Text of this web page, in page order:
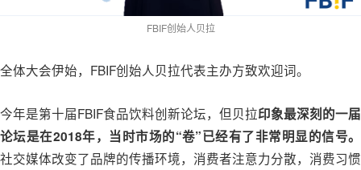
FBIF创始人贝拉
全体大会伊始，FBIF创始人贝拉代表主办方致欢迎词。
今年是第十届FBIF食品饮料创新论坛，但贝拉印象最深刻的一届
论坛是在2018年，当时市场的“卷”已经有了非常明显的信号。
社交媒体改变了品牌的传播环境，消费者注意力分散，消费习惯